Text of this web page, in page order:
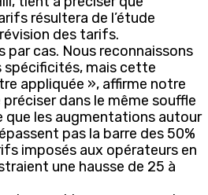
résultera de l’étude
des tarifs.
par cas. Nous reconnaissons
spécificités, mais cette
appliquée », affirme notre
dans le même souffle
que les augmentations autour
pas la barre des 50%
imposés aux opérateurs en
une hausse de 25 à